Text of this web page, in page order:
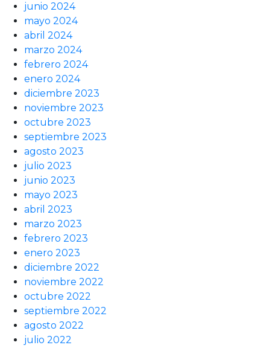
junio 2024
mayo 2024
abril 2024
marzo 2024
febrero 2024
enero 2024
diciembre 2023
noviembre 2023
octubre 2023
septiembre 2023
agosto 2023
julio 2023
junio 2023
mayo 2023
abril 2023
marzo 2023
febrero 2023
enero 2023
diciembre 2022
noviembre 2022
octubre 2022
septiembre 2022
agosto 2022
julio 2022